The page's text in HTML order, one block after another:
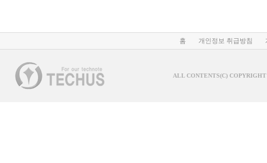
홈 개인정보 취급방침
ALL CONTENTS(C)